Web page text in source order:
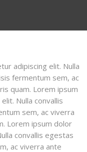
adipiscing elit. Nulla
fermentum sem, ac
quam. Lorem ipsum
Nulla convallis
sem, ac viverra
Lorem ipsum dolor
convallis egestas
ac viverra ante